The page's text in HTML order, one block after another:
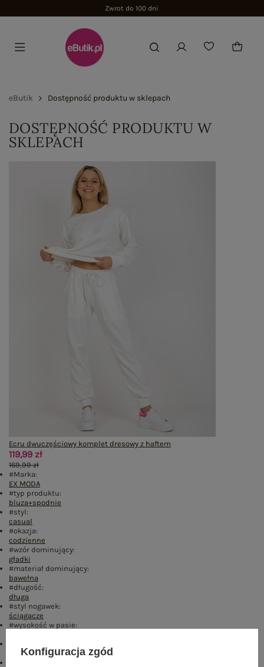
Zwrot do 100 dni
eButik Dostępność produktu w sklepach
DOSTĘPNOŚĆ PRODUKTU W
SKLEPACH
Ecru dwuczęściowy komplet dresowy z haftem
119,99 zł
169,99 zł
#Marka:
EX MODA
#typ produktu:
bluza+spodnie
#styl:
casual
#okazja:
codzienne
#wzór dominujący:
gładki
#materiał dominujący:
bawełna
#długość:
długa
#styl nogawek:
ściągacze
#wysokość w pasie:
boczne
Konfiguracja zgód